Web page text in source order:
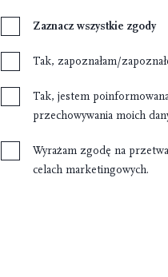
Zaznacz wszystkie zgody
Tak, zapoznałam/
Tak, jestem
przechowywania moich
Wyrażam zgodę na
celach marketingowych.